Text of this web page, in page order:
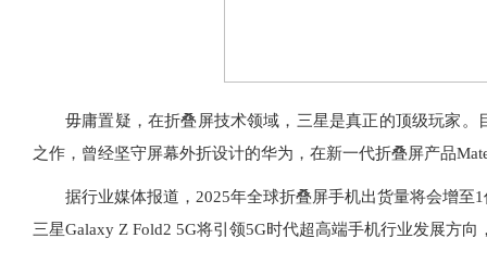
毋庸置疑，在折叠屏技术领域，三星是真正的顶级玩家
之作，曾经坚守屏幕外折设计的华为，在新一代折叠屏产品
据行业媒体报道，2025年全球折叠屏手机出货量将会增
三星Galaxy Z Fold2 5G将引领5G时代超高端手机行业发展方